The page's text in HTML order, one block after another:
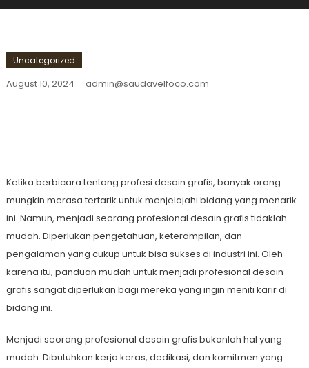
Uncategorized
August 10, 2024 admin@saudavelfoco.com
Ketika berbicara tentang profesi desain grafis, banyak orang
mungkin merasa tertarik untuk menjelajahi bidang yang menarik
ini. Namun, menjadi seorang profesional desain grafis tidaklah
mudah. Diperlukan pengetahuan, keterampilan, dan
pengalaman yang cukup untuk bisa sukses di industri ini. Oleh
karena itu, panduan mudah untuk menjadi profesional desain
grafis sangat diperlukan bagi mereka yang ingin meniti karir di
bidang ini.
Menjadi seorang profesional desain grafis bukanlah hal yang
mudah. Dibutuhkan kerja keras, dedikasi, dan komitmen yang